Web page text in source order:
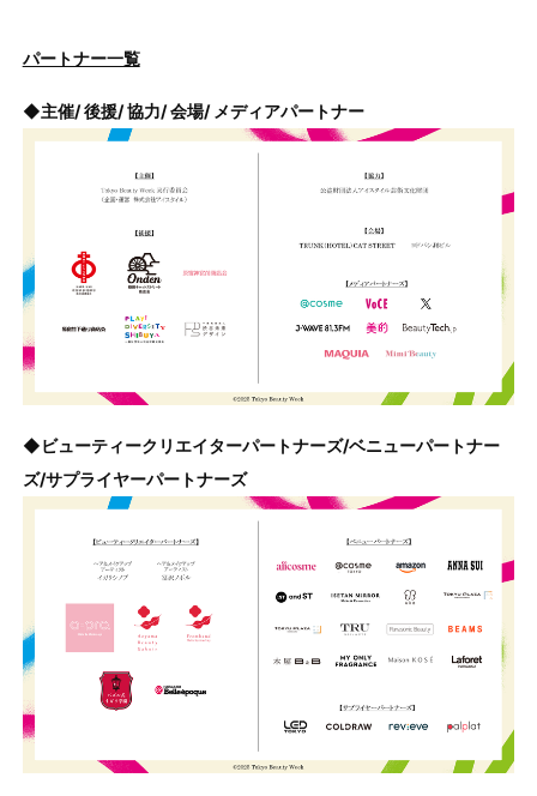
パートナー一覧
◆主催/ 後援/ 協力/ 会場/ メディアパートナー
◆ビューティークリエイターパートナーズ/ベニューパートナー
ズ/サプライヤーパートナーズ